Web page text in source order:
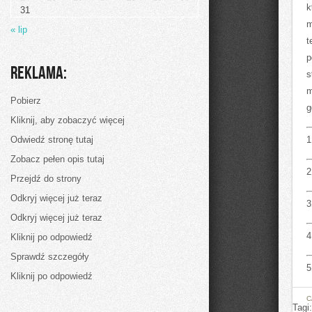
Tagi:
31
« lip
Reklama:
Pobierz
Kliknij, aby zobaczyć więcej
Odwiedź stronę tutaj
Zobacz pełen opis tutaj
Przejdź do strony
Odkryj więcej już teraz
Odkryj więcej już teraz
Kliknij po odpowiedź
Sprawdź szczegóły
Kliknij po odpowiedź